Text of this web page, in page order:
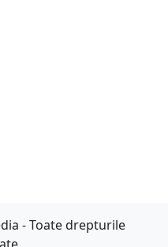
- Toate drepturile